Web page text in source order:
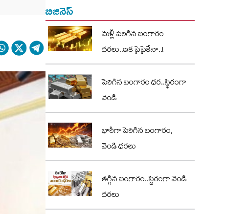
బిజినెస్
మళ్లీ పెరిగిన బంగారం
ధరలు..ఇక పైపైకేనా..!
పెరిగిన బంగారం ధర..స్థిరంగా
వెండి
భారీగా పెరిగిన బంగారం,
వెండి ధరలు
తగ్గిన బంగారం..స్థిరంగా వెండి
ధరలు